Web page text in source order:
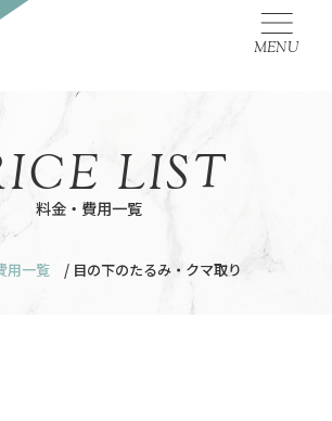
MENU
料金・費用一覧LIST
用一覧 / 目の下のたるみ・クマ取り